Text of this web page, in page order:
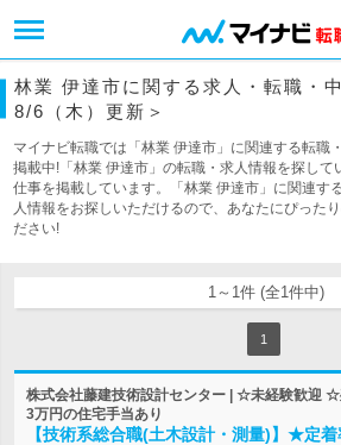
林業 伊達市に関する求人・転職・
8/6（木）更新＞
マイナビ転職では「林業 伊達市」に関連する転職
掲載中!「林業 伊達市」の転職・求人情報を探して
仕事を掲載しています。「林業 伊達市」に関連す
人情報をお探しいただけるので、あなたにぴった
ださい!
1～1件 (全1件中)
1
株式会社藤建技術設計センター | ☆未経験歓迎
3万円の住宅手当あり
【技術系総合職(土木設計・測量)】★定